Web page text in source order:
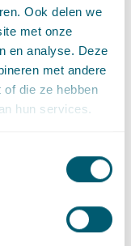
Ook delen we
met onze
en analyse. Deze
met andere
die ze hebben
hun services.
ook geacht het
omgeving in
dit onderwerp in
Ook hier is dus
energie in
daarvan zijn vier
de betrokken